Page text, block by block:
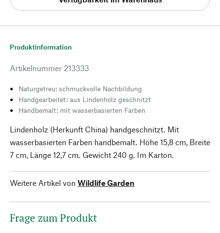
Produktinformation
Artikelnummer 213333
Naturgetreu: schmuckvolle Nachbildung
Handgearbeitet: aus Lindenholz geschnitzt
Handbemalt: mit wasserbasierten Farben
Lindenholz (Herkunft China) handgeschnitzt. Mit
wasserbasierten Farben handbemalt. Höhe 15,8 cm, Breite
7 cm, Länge 12,7 cm. Gewicht 240 g. Im Karton.
Weitere Artikel von Wildlife Garden
Frage zum Produkt